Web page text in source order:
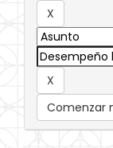
Comenzar